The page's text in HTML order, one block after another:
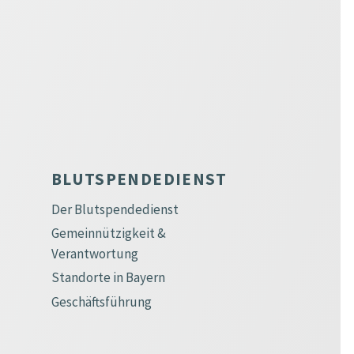
BLUTSPENDEDIENST
Der Blutspendedienst
Gemeinnützigkeit &
Verantwortung
Standorte in Bayern
Geschäftsführung